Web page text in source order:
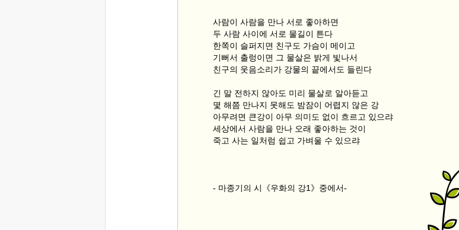
사람이 사람을 만나 서로 좋아하면
두 사람 사이에 서로 물길이 튼다
한쪽이 슬퍼지면 친구도 가슴이 메이고
기뻐서 출렁이면 그 물살은 밝게 빛나서
친구의 웃음소리가 강물의 끝에서도 들린다
긴 말 전하지 않아도 미리 물살로 알아듣고
몇 해쯤 만나지 못해도 밤잠이 어렵지 않은 강
아무려면 큰강이 아무 의미도 없이 흐르고 있으랴
세상에서 사람을 만나 오래 좋아하는 것이
죽고 사는 일처럼 쉽고 가벼울 수 있으랴
- 마종기의 시《우화의 강1》중에서-